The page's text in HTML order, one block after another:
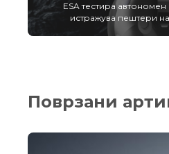
ESA тестира
истражува пештери
Поврзани